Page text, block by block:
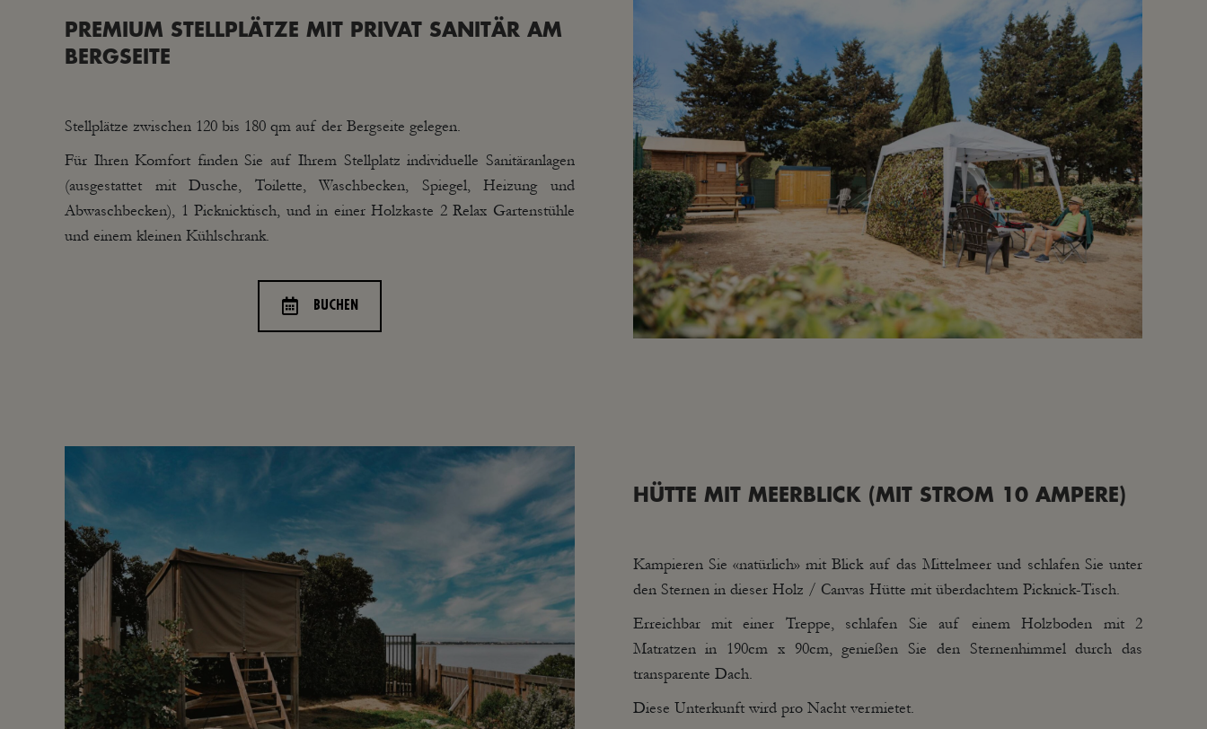
PREMIUM STELLPLÄTZE MIT PRIVAT SANITÄR AM
BERGSEITE
Stellplätze zwischen 120 bis 180 qm auf der Bergseite gelegen.
Für Ihren Komfort finden Sie auf Ihrem Stellplatz individuelle Sanitäranlagen
(ausgestattet mit Dusche, Toilette, Waschbecken, Spiegel, Heizung und
Abwaschbecken), 1 Picknicktisch, und in einer Holzkaste 2 Relax Gartenstühle
und einem kleinen Kühlschrank.
BUCHEN
HÜTTE MIT MEERBLICK (MIT STROM 10 AMPERE)
Kampieren Sie «natürlich» mit Blick auf das Mittelmeer und schlafen Sie unter
den Sternen in dieser Holz / Canvas Hütte mit überdachtem Picknick-Tisch.
Erreichbar mit einer Treppe, schlafen Sie auf einem Holzboden mit 2
Matratzen in 190cm x 90cm, genießen Sie den Sternenhimmel durch das
transparente Dach.
Diese Unterkunft wird pro Nacht vermietet.